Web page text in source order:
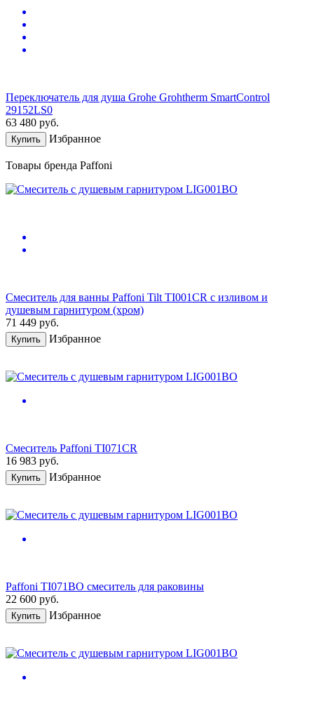
Переключатель для душа Grohe Grohtherm SmartControl
29152LS0
63 480 руб.
Купить Избранное
Товары бренда Paffoni
Смеситель для ванны Paffoni Tilt TI001CR с изливом и
душевым гарнитуром (хром)
71 449 руб.
Купить Избранное
Смеситель Paffoni TI071CR
16 983 руб.
Купить Избранное
Paffoni TI071BO смеситель для раковины
22 600 руб.
Купить Избранное